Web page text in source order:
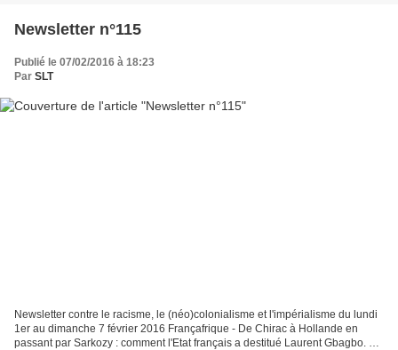
Newsletter n°115
Publié le 07/02/2016 à 18:23
Par SLT
Newsletter contre le racisme, le (néo)colonialisme et l'impérialisme du lundi
1er au dimanche 7 février 2016 Françafrique - De Chirac à Hollande en
passant par Sarkozy : comment l'Etat français a destitué Laurent Gbagbo. Le